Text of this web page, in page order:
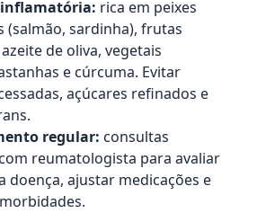
rica em peixes
(salmão, sardinha), frutas
de oliva, vegetais
e cúrcuma. Evitar
açúcares refinados e
regular: consultas
reumatologista para avaliar
doença, ajustar medicações e